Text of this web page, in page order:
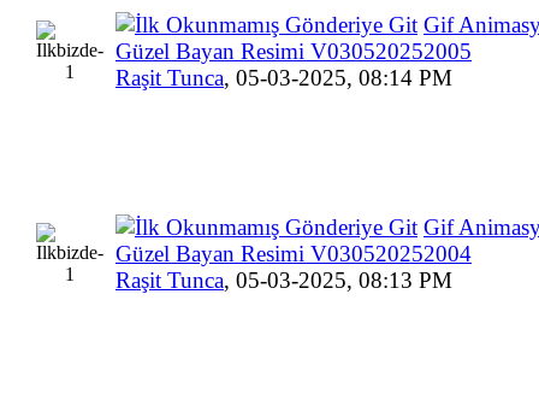
Gif
Güzel Bayan Resimi V030520252005
Raşit Tunca, 05-03-2025, 08:14 PM
Gif
Güzel Bayan Resimi V030520252004
Raşit Tunca, 05-03-2025, 08:13 PM